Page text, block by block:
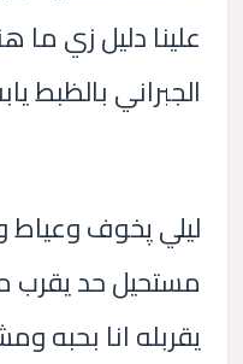
علينا دليل زي
الجبراني بالظبط
ليلي پخوف وعياط
مستحيل حد
يقربله انا بحبه